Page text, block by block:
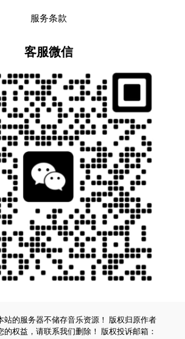
服务条款
客服微信
站的服务器不储存音乐资源！ 版权归原作者
权益，请联系我们删除！ 版权投诉邮箱：